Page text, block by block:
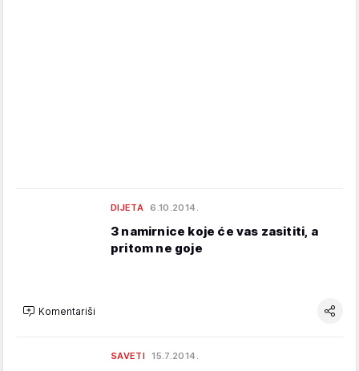
DIJETA 6.10.2014.
3 namirnice koje će vas zasititi, a
pritom ne goje
Komentariši
SAVETI 15.7.2014.